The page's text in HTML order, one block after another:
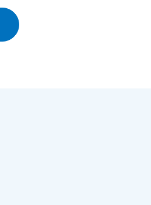
ります。
ください。
不正アクセス、紛失、破壊、改
き。